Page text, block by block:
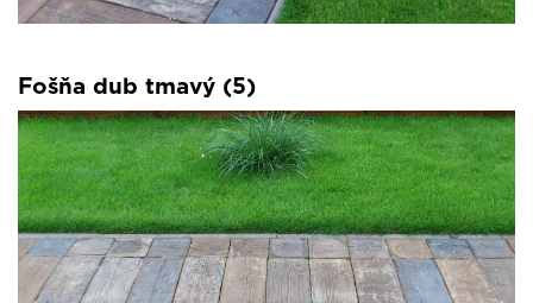
Fošňa dub tmavý (5)